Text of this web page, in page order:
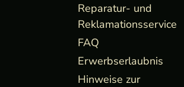
Reparatur- und
Reklamationsservice
FAQ
Erwerbserlaubnis
Hinweise zur